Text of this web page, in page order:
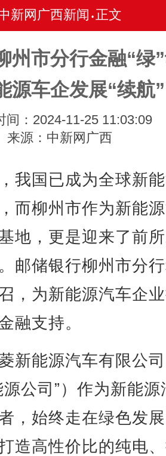
新网广西新闻 • 正文
州市分行金融“绿
源车企发展“续航”
间：2024-11-25 11:03:09
来源：中新网广西
国已成为全球新
而柳州市作为新能
地，更是迎来了前
邮储银行柳州市分
，为新能源汽车企
融支持。
能源汽车有限公
源公司”）作为新能源
，始终走在绿色发
造高性价比的纯电